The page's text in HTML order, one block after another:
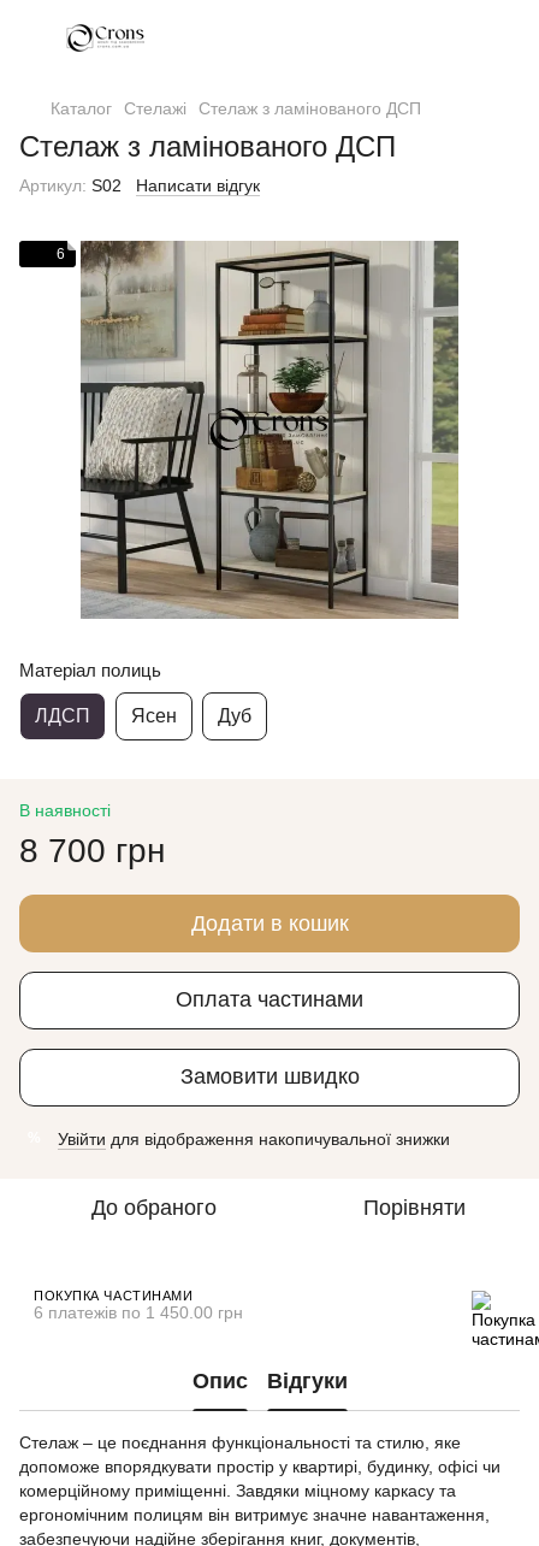
Каталог Стелажі Стелаж з ламінованого ДСП
Стелаж з ламінованого ДСП
Артикул: S02 Написати відгук
6
Матеріал полиць
ЛДСП Ясен Дуб
В наявності
8 700 грн
Додати в кошик
Оплата частинами
Замовити швидко
Увійти для відображення накопичувальної знижки
До обраного Порівняти
ПОКУПКА ЧАСТИНАМИ
6 платежів по 1 450.00 грн
Опис Відгуки
Стелаж – це поєднання функціональності та стилю, яке
допоможе впорядкувати простір у квартирі, будинку, офісі чи
комерційному приміщенні. Завдяки міцному каркасу та
ергономічним полицям він витримує значне навантаження,
забезпечуючи надійне зберігання книг, документів,